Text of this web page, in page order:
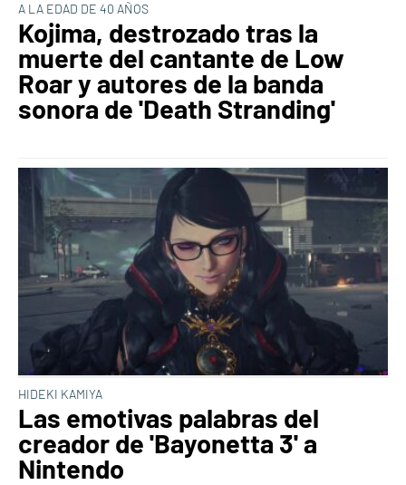
A LA EDAD DE 40 AÑOS
Kojima, destrozado tras la
muerte del cantante de Low
Roar y autores de la banda
sonora de 'Death Stranding'
HIDEKI KAMIYA
Las emotivas palabras del
creador de 'Bayonetta 3' a
Nintendo